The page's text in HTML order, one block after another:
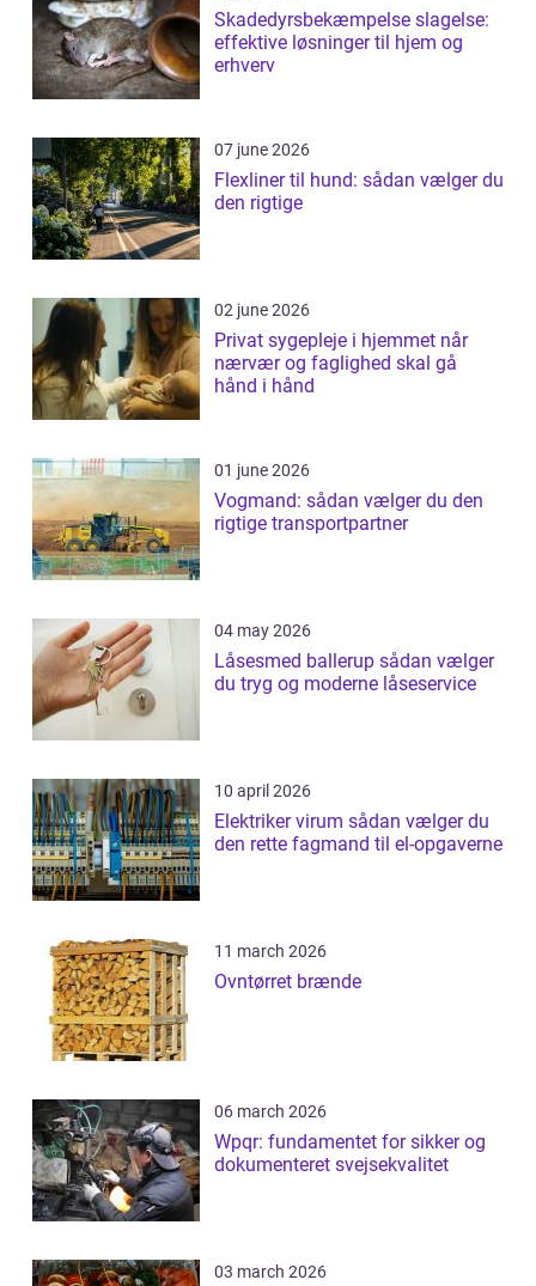
Skadedyrsbekæmpelse slagelse:
effektive løsninger til hjem og
erhverv
07 june 2026
Flexliner til hund: sådan vælger du
den rigtige
02 june 2026
Privat sygepleje i hjemmet når
nærvær og faglighed skal gå
hånd i hånd
01 june 2026
Vogmand: sådan vælger du den
rigtige transportpartner
04 may 2026
Låsesmed ballerup sådan vælger
du tryg og moderne låseservice
10 april 2026
Elektriker virum sådan vælger du
den rette fagmand til el-opgaverne
11 march 2026
Ovntørret brænde
06 march 2026
Wpqr: fundamentet for sikker og
dokumenteret svejsekvalitet
03 march 2026